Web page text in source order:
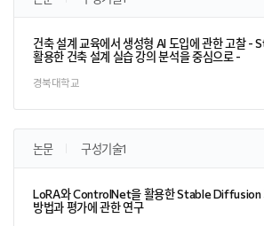
건축 설계 교육에서 생성형 AI 도입에 관한 고찰
활용한 건축 설계 실습 강의 분석을 중심으로 -
경북대학교
논문 구성기술1
LoRA와 ControlNet을 활용한 Stable Diffusion
방법과 평가에 관한 연구